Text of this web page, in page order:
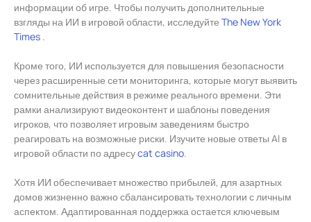
информации об игре. Чтобы получить дополнительные
взгляды на ИИ в игровой области, исследуйте The New York
Times .
Кроме того, ИИ используется для повышения безопасности
через расширенные сети мониторинга, которые могут выявить
сомнительные действия в режиме реального времени. Эти
рамки анализируют видеоконтент и шаблоны поведения
игроков, что позволяет игровым заведениям быстро
реагировать на возможные риски. Изучите новые ответы AI в
игровой области по адресуcat casino.
Хотя ИИ обеспечивает множество прибылей, для азартных
домов жизненно важно сбалансировать технологии с личным
аспектом. Адаптированная поддержка остается ключевым